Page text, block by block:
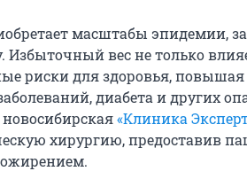
масштабы эпидемии,
вес не только
риски для здоровья, повышая
диабета и других
новосибирская«Клиника
хирургию, предоставив